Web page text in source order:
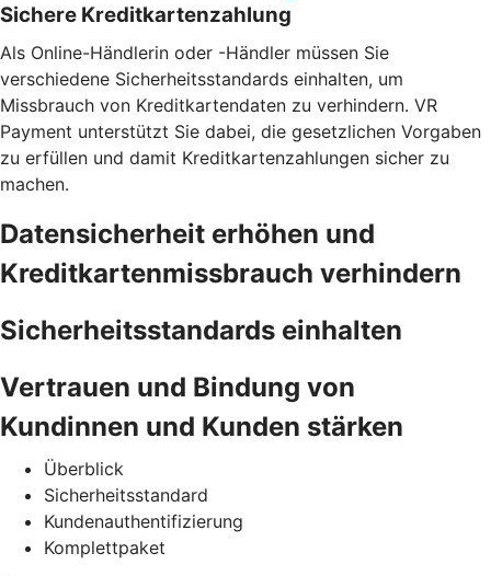
Sichere Kreditkartenzahlung
Als Online-Händlerin oder -Händler müssen Sie
verschiedene Sicherheitsstandards einhalten, um
Missbrauch von Kreditkartendaten zu verhindern. VR
Payment unterstützt Sie dabei, die gesetzlichen Vorgaben
zu erfüllen und damit Kreditkartenzahlungen sicher zu
machen.
Datensicherheit erhöhen und
Kreditkartenmissbrauch verhindern
Sicherheitsstandards einhalten
Vertrauen und Bindung von
Kundinnen und Kunden stärken
Überblick
Sicherheitsstandard
Kundenauthentifizierung
Komplettpaket